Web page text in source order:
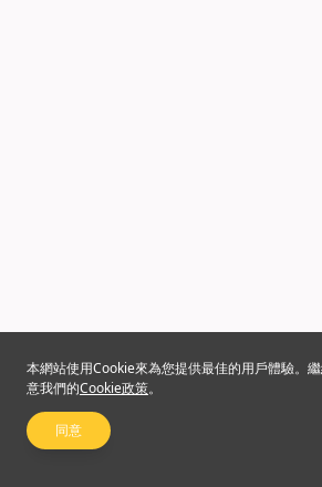
本網站使用Cookie來為您提供最佳的用戶體驗。
意我們的Cookie政策。
同意